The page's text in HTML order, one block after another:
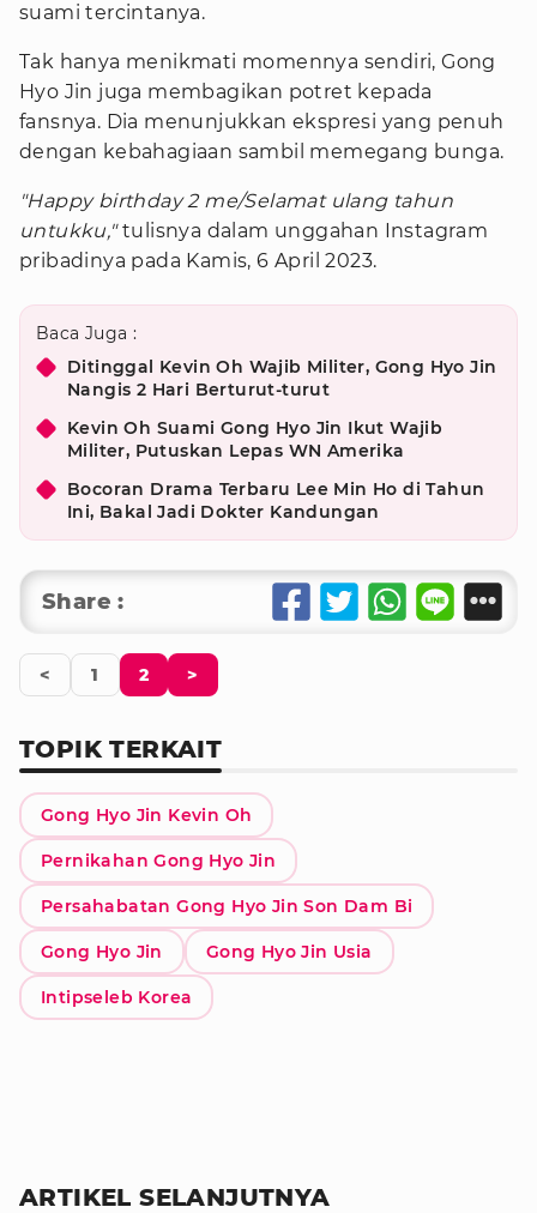
suami tercintanya.
Tak hanya menikmati momennya sendiri, Gong
Hyo Jin juga membagikan potret kepada
fansnya. Dia menunjukkan ekspresi yang penuh
dengan kebahagiaan sambil memegang bunga.
"Happy birthday 2 me/Selamat ulang tahun
untukku,"tulisnya dalam unggahan Instagram
pribadinya pada Kamis, 6 April 2023.
Baca Juga :
Ditinggal Kevin Oh Wajib Militer, Gong Hyo Jin
Nangis 2 Hari Berturut-turut
Kevin Oh Suami Gong Hyo Jin Ikut Wajib
Militer, Putuskan Lepas WN Amerika
Bocoran Drama Terbaru Lee Min Ho di Tahun
Ini, Bakal Jadi Dokter Kandungan
Share :
< 1 2 >
TOPIK TERKAIT
Gong Hyo Jin Kevin Oh
Pernikahan Gong Hyo Jin
Persahabatan Gong Hyo Jin Son Dam Bi
Gong Hyo Jin Gong Hyo Jin Usia
Intipseleb Korea
ARTIKEL SELANJUTNYA